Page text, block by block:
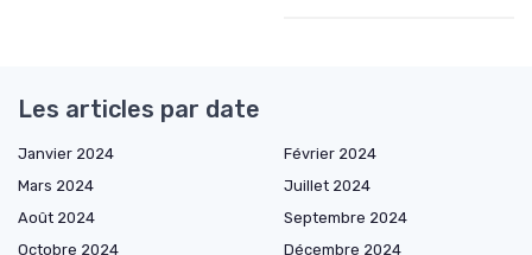
Les articles par date
Janvier 2024
Février 2024
Mars 2024
Juillet 2024
Août 2024
Septembre 2024
Octobre 2024
Décembre 2024